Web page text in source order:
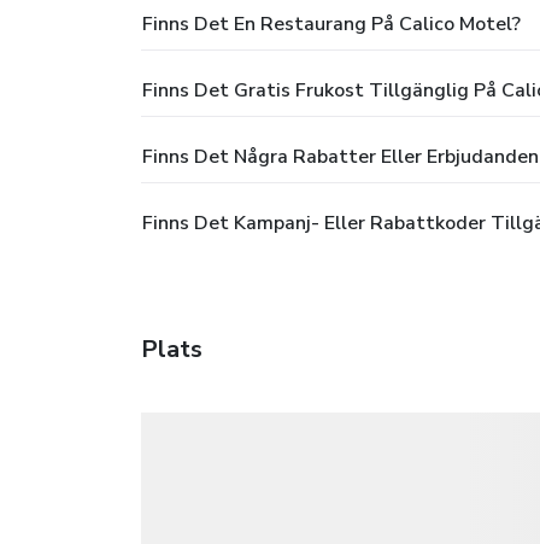
Finns Det En Restaurang På Calico Motel?
Finns Det Gratis Frukost Tillgänglig På
Finns Det Några Rabatter Eller
Finns Det Kampanj- Eller Rabattkoder
Plats